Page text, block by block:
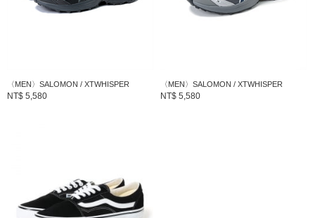
〈MEN〉SALOMON / XTWHISPER
NT$ 5,580
〈MEN〉SALOMON / XTWHISPER
NT$ 5,580